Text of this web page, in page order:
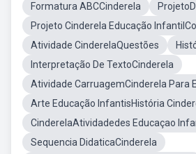
Formatura ABCCinderela
Projeto Cinderela Educação
Atividade CinderelaQuestões
Interpretação De TextoCinderela
Atividade CarruagemCinderela Para
Arte Educação InfantisHistória
CinderelaAtividadedes Educaçao
Sequencia DidaticaCinderela